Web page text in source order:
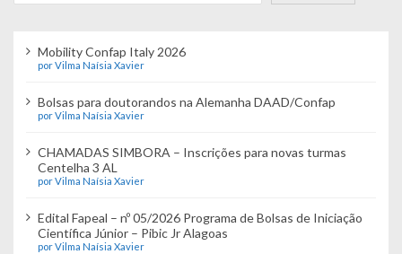
Mobility Confap Italy 2026
por Vilma Naísia Xavier
Bolsas para doutorandos na Alemanha DAAD/Confap
por Vilma Naísia Xavier
CHAMADAS SIMBORA – Inscrições para novas turmas
Centelha 3 AL
por Vilma Naísia Xavier
Edital Fapeal – nº 05/2026 Programa de Bolsas de Iniciação
Científica Júnior – Pibic Jr Alagoas
por Vilma Naísia Xavier